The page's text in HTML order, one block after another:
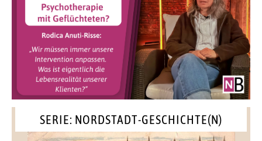
SERIE: NORDSTADT-GESCHICHTE(N)